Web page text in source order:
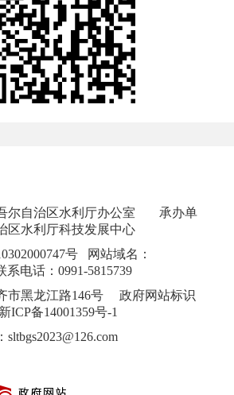
尔自治区水利厅办公室
承办单
区水利厅科技发展中心
号 网站域名：
系电话：0991-5815739
市黑龙江路146号 政府网站标识
新ICP备14001359号-1